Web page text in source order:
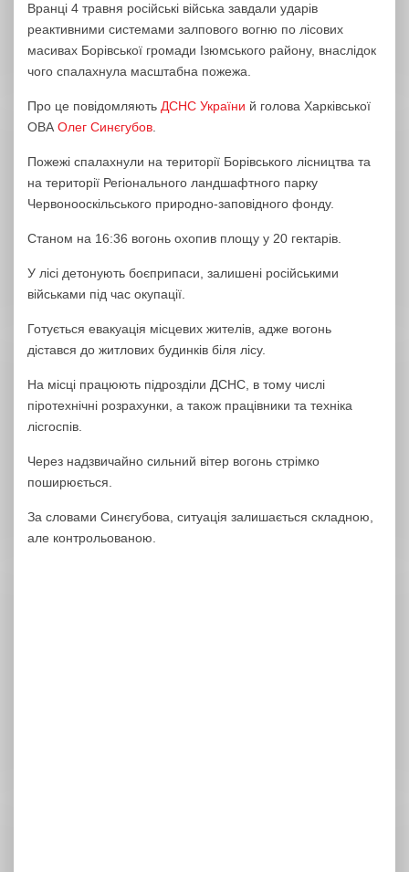
Вранці 4 травня російські війська завдали ударів
реактивними системами залпового вогню по лісових
масивах Борівської громади Ізюмського району, внаслідок
чого спалахнула масштабна пожежа.
Про це повідомляють ДСНС України й голова Харківської
ОВА Олег Синєгубов
Пожежі спалахнули на території Борівського лісництва та
на території Регіонального ландшафтного парку
Червонооскільського природно-заповідного фонду.
Станом на 16:36 вогонь охопив площу у 20 гектарів.
У лісі детонують боєприпаси, залишені російськими
військами під час окупації.
Готується евакуація місцевих жителів, адже вогонь
дістався до житлових будинків біля лісу.
На місці працюють підрозділи ДСНС, в тому числі
піротехнічні розрахунки, а також працівники та техніка
лісгоспів.
Через надзвичайно сильний вітер вогонь стрімко
поширюється.
За словами Синєгубова, ситуація залишається складною,
але контрольованою.